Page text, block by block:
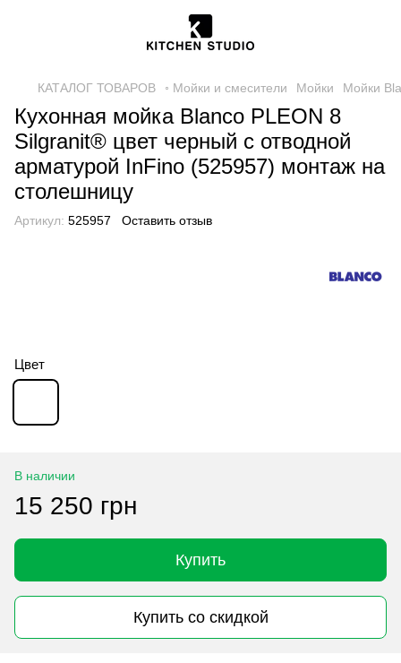
КАТАЛОГ ТОВАРОВ ◦ Мойки и смесители Мойки Мойки
Кухонная мойка Blanco PLEON 8
Silgranit® цвет черный с отводной
арматурой InFino (525957) монтаж на
столешницу
Артикул: 525957 Оставить отзыв
Цвет
В наличии
15 250 грн
Купить
Купить со скидкой